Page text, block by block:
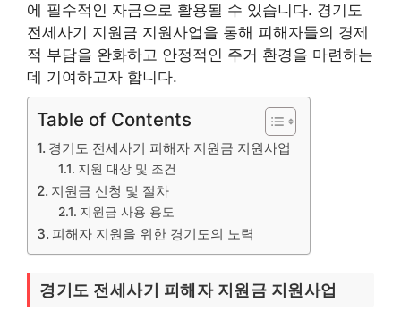
에 필수적인 자금으로 활용될 수 있습니다. 경기도
전세사기 지원금 지원사업을 통해 피해자들의 경제
적 부담을 완화하고 안정적인 주거 환경을 마련하는
데 기여하고자 합니다.
Table of Contents
경기도 전세사기 피해자 지원금 지원사업
지원 대상 및 조건
지원금 신청 및 절차
지원금 사용 용도
피해자 지원을 위한 경기도의 노력
경기도 전세사기 피해자 지원금 지원사업